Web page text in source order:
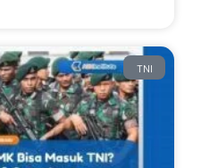
TNI